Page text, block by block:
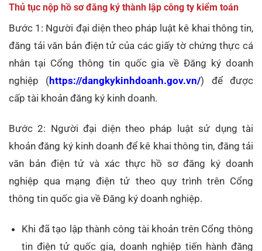
Thủ tục nộp hồ sơ đăng ký thành lập công ty kiểm toán
Bước 1: Người đại diện theo pháp luật kê khai thông tin,
đăng tải văn bản điện tử của các giấy tờ chứng thực cá
nhân tại Cổng thông tin quốc gia về Đăng ký doanh
nghiệp (https://dangkykinhdoanh.gov.vn/) để được
cấp tài khoản đăng ký kinh doanh.
Bước 2: Người đại diện theo pháp luật sử dụng tài
khoản đăng ký kinh doanh để kê khai thông tin, đăng tải
văn bản điện tử và xác thực hồ sơ đăng ký doanh
nghiệp qua mạng điện tử theo quy trình trên Cổng
thông tin quốc gia về Đăng ký doanh nghiệp.
Khi đã tạo lập thành công tài khoản trên Cổng thông
tin điện tử quốc gia, doanh nghiệp tiến hành đăng